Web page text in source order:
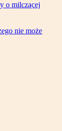
o milczącej
nie może